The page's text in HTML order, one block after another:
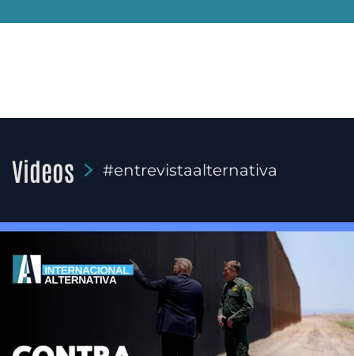
Videos #entrevistaalternativa